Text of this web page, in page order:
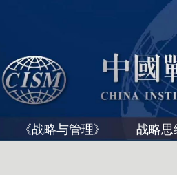
《战略与管理》 战略思